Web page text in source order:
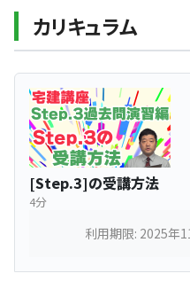
カリキュラム
[Step.3]の受講方法
4分
利用期限: 2025年